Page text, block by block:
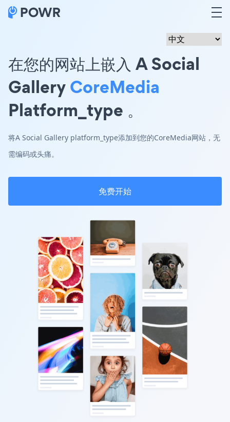
在您的网站上嵌入 A Social
GalleryCoreMedia
Platform_type 。
将A Social Gallery platform_type添加到您的CoreMedia网站，无
需编码或头痛。
免费开始